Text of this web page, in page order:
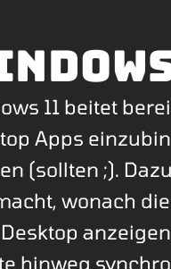
11 beitet
Apps
(sollten ;).
wonach
hinweg